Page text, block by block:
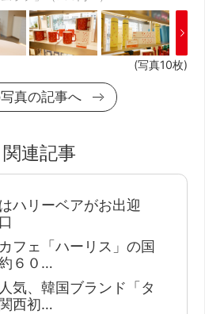
(写真10枚)
真の記事へ
関連記事
ハリーベアがお出迎
フェ「ハーリス」の国
６０…
気、韓国ブランド「タ
西初…